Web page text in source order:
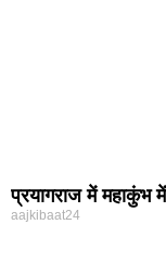
प्रयागराज में महाकुंभ
aajkibaat24